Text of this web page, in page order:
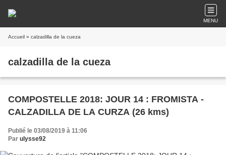
MENU
Accueil » calzadilla de la cueza
calzadilla de la cueza
COMPOSTELLE 2018: JOUR 14 : FROMISTA -
CALZADILLA DE LA CURZA (26 kms)
Publié le 03/08/2019 à 11:06
Par ulysse92